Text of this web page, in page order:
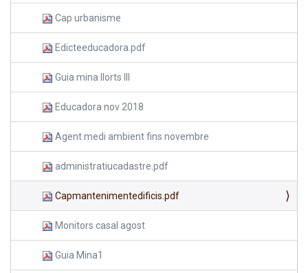
Cap urbanisme
Edicteeducadora.pdf
Guia mina llorts III
Educadora nov 2018
Agent medi ambient fins novembre
administratiucadastre.pdf
Capmantenimentedificis.pdf
Monitors casal agost
Guia Mina1